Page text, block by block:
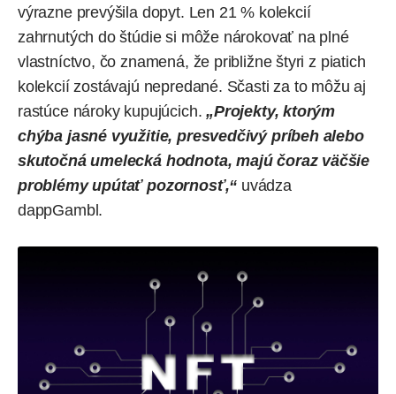
výrazne prevýšila dopyt. Len 21 % kolekcií
zahrnutých do štúdie si môže nárokovať na plné
vlastníctvo, čo znamená, že približne štyri z piatich
kolekcií zostávajú nepredané. Sčasti za to môžu aj
rastúce nároky kupujúcich.„Projekty, ktorým
chýba jasné využitie, presvedčivý príbeh alebo
skutočná umelecká hodnota, majú čoraz väčšie
problémy upútať pozornosť,“ uvádza
dappGambl.